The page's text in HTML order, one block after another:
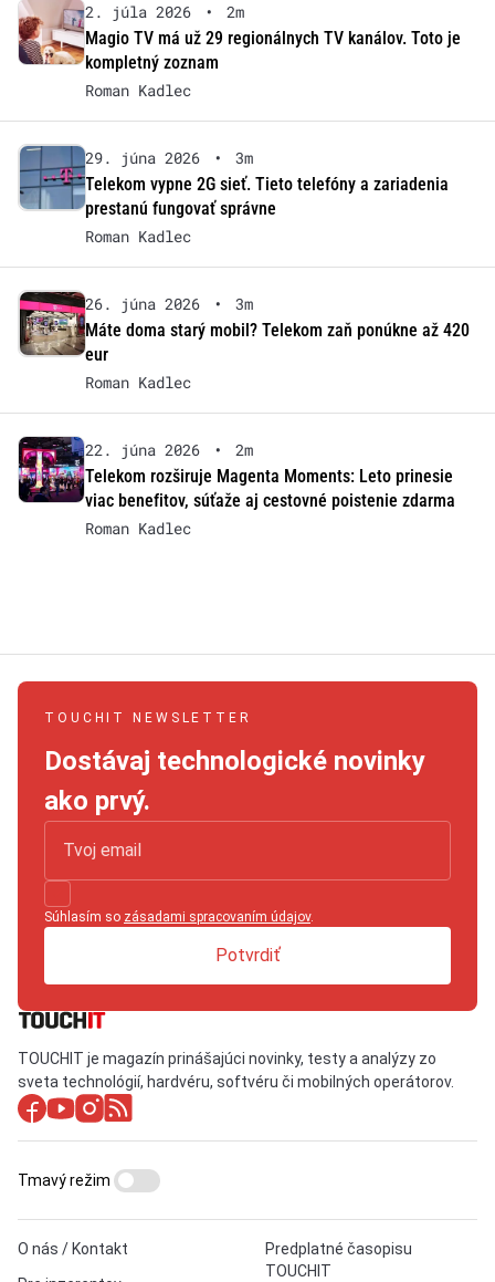
2. júla 2026 •
2m
Magio TV má už 29 regionálnych TV kanálov. Toto je
kompletný zoznam
Roman Kadlec
29. júna 2026 •
3m
Telekom vypne 2G sieť. Tieto telefóny a zariadenia
prestanú fungovať správne
Roman Kadlec
26. júna 2026 •
3m
Máte doma starý mobil? Telekom zaň ponúkne až 420
eur
Roman Kadlec
22. júna 2026 •
2m
Telekom rozširuje Magenta Moments: Leto prinesie
viac benefitov, súťaže aj cestovné poistenie zdarma
Roman Kadlec
TOUCHIT NEWSLETTER
Dostávaj technologické novinky
ako prvý.
Súhlasím so zásadami spracovaním údajov.
Potvrdiť
TOUCHIT je magazín prinášajúci novinky, testy a analýzy zo
sveta technológií, hardvéru, softvéru či mobilných operátorov.
O nás / Kontakt
Predplatné časopisu
TOUCHIT
Tmavý režim